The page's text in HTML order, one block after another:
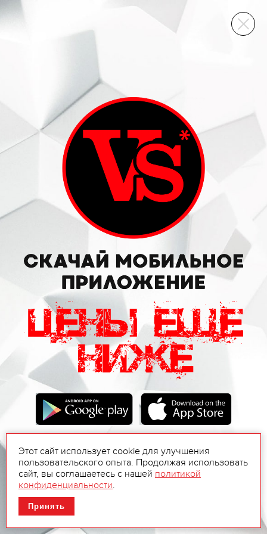
ВИННЫЙ СКЛАД
Этот сайт использует cookie для улучшения
пользовательского опыта. Продолжая использовать
сайт, вы соглашаетесь с нашей политикой
конфиденциальности.
Принять